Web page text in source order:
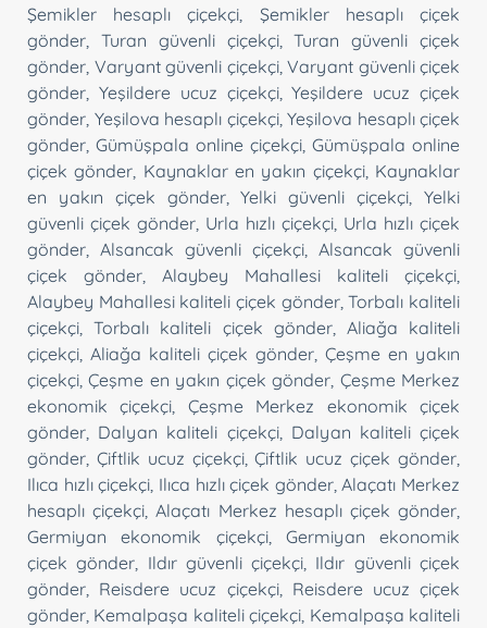
Şemikler hesaplı çiçekçi
Şemikler hesaplı çiçek
gönder
Turan güvenli çiçekçi,Turan güvenli çiçek
gönder Varyant güvenli çiçekçi, Varyant güvenli çiçek
gönder Yeşildere ucuz çiçekçi,Yeşildere ucuz çiçek
gönder Yeşilova hesaplı çiçekçi, Yeşilova hesaplı çiçek
gönder Gümüşpala online çiçekçi Gümüşpala online
çiçek gönder Kaynaklar en yakın çiçekçi, Kaynaklar
en yakın çiçek gönder,Yelki güvenli çiçekçi ,Yelki
güvenli çiçek gönder Urla hızlı çiçekçi Urla hızlı çiçek
gönder
Alsancak güvenli çiçekçi
Alsancak güvenli
çiçek gönder
Alaybey Mahallesi kaliteli çiçekçi
Alaybey Mahallesi kaliteli çiçek gönder,Torbalı kaliteli
çiçekçi ,Torbalı kaliteli çiçek gönder, Aliağa kaliteli
çiçekçi Aliağa kaliteli çiçek gönder Çeşme en yakın
çiçekçi ,Çeşme en yakın çiçek gönder Çeşme Merkez
ekonomik çiçekçi
Çeşme Merkez ekonomik çiçek
gönder Dalyan kaliteli çiçekçi, Dalyan kaliteli çiçek
gönder Çiftlik ucuz çiçekçi,Çiftlik ucuz çiçek gönder
Ilıca hızlı çiçekçi Ilıca hızlı çiçek gönder,Alaçatı Merkez
hesaplı çiçekçi ,Alaçatı Merkez hesaplı çiçek gönder
Germiyan ekonomik çiçekçi, Germiyan ekonomik
çiçek gönder
Ildır güvenli çiçekçi Ildır güvenli çiçek
gönder
Reisdere ucuz çiçekçi, Reisdere ucuz çiçek
gönder Kemalpaşa kaliteli çiçekçi Kemalpaşa kaliteli